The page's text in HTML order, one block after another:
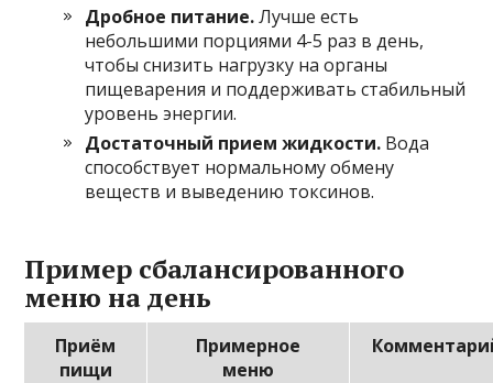
Дробное питание.Лучше есть
небольшими порциями 4-5 раз в день,
чтобы снизить нагрузку на органы
пищеварения и поддерживать стабильный
уровень энергии.
Достаточный прием жидкости. Вода
способствует нормальному обмену
веществ и выведению токсинов.
Пример сбалансированного
меню на день
Приём
пищи
Примерное
меню